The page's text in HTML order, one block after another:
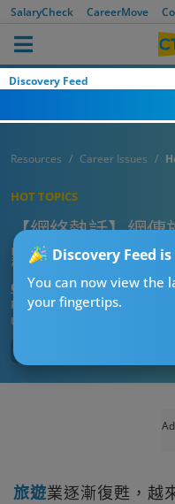
SalaryCheck CareerMove
Discovery Feed
Discovery Feed
You can now view the
your fingertips.
Resources Career Issues
HOT TOPICS
【網絡熱話】網
點被港人劣評轟炸
CTgoodjobs’ Editor
Published:2026-05-11 10:02
Updated:
旅遊業逐漸復甦，越